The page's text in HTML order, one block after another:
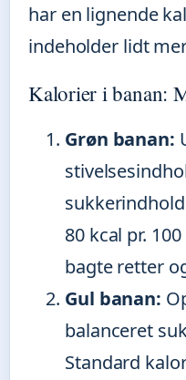
har en lignende
indeholder lidt
Kalorier i banan:
Grøn banan:
80 kcal pr.
bagte retter
Gul banan:
balanceret
Standard